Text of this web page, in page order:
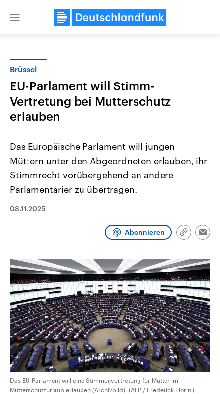
Close
Landtagswahl Sachsen-Anhalt
2026
Alle Informationen
Sachsen-Anhalt wählt am 6.
Landtag. Seit 2021 wird das
Wahlprogramme, aktuelle Berichte
und Kandidaten der anstehenden
Wahl.
Aktuelle Beiträge,
Hintergründe
Wirtschaftlich und
aktuelle Weltgeschehen.
Audio-Archiv
Brüssel
EU-Parlament will Stimm-
Vertretung bei Mutterschutz
erlauben
Das Europäische Parlament will jungen
Müttern unter den Abgeordneten erlauben, ihr
Stimmrecht vorübergehend an andere
Parlamentarier zu übertragen.
08.11.2025
Abonnieren
Link
Das EU-Parlament will eine Stimmenvertretung für Mütter im
Mutterschutzurlaub erlauben (Archivbild). (AFP / Frederick Florin )